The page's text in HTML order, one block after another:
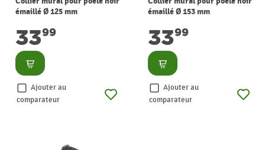
émaillé Ø 125 mm
3399
Consulter
Ajouter au
comparateur
émaillé Ø 153 mm
3399
Consulter
Ajouter au
comparateur